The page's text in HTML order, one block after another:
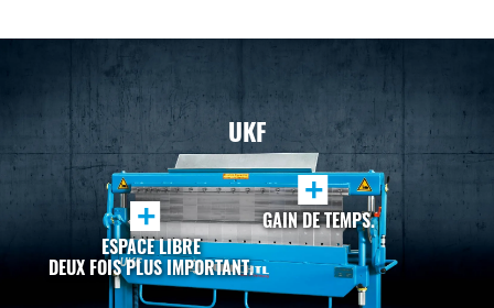
UKF
+
ESPACE LIBRE
DEUX FOIS PLUS IMPORTANT.
+
GAIN DE TEMPS.